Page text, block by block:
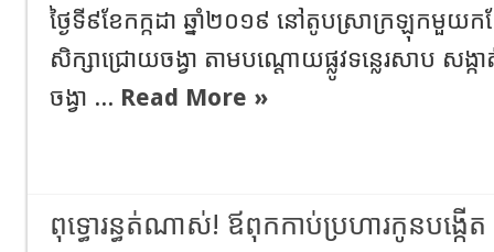
ថ្ងៃទី៩ខែកក្កដា ឆ្នាំ២០១៩​ នៅតូបស្រាក្រឡុកមួយក
សិក្សាជ្រោយចង្វា តាមបណ្តោយផ្លូវទន្លេរសាប សង្
ចង្វា​ ... Read More »
ពុទ្ធោរន្ធត់ណាស់! ឪពុកកាប់ប្រហារកូនបង្កើត